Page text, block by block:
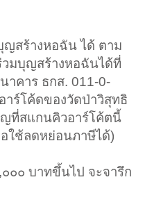
ญสร้างหอฉัน ได้ ตาม
วมบุญสร้างหอฉันได้ที่
าคาร ธกส. 011-0-
ร์โค้ดของวัดป่าวิสุทธิ
ที่สแกนคิวอาร์โค้ตนี้
อใช้ลดหย่อนภาษีได้)
๐๐ บาทขึ้นไป จะจารึก